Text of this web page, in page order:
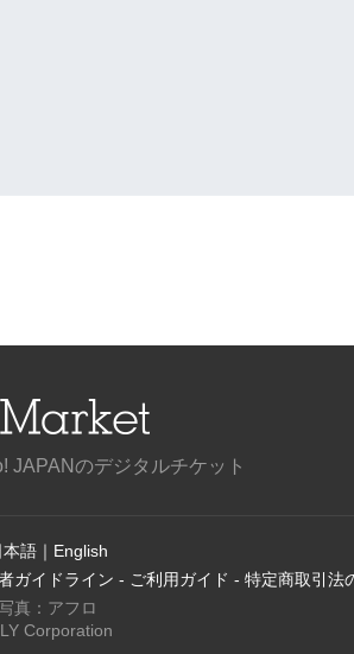
のデジタルチケット
本語 ｜ English
ガイドライン - ご利用ガイド - 特定商取引法
真：アフロ
Corporation